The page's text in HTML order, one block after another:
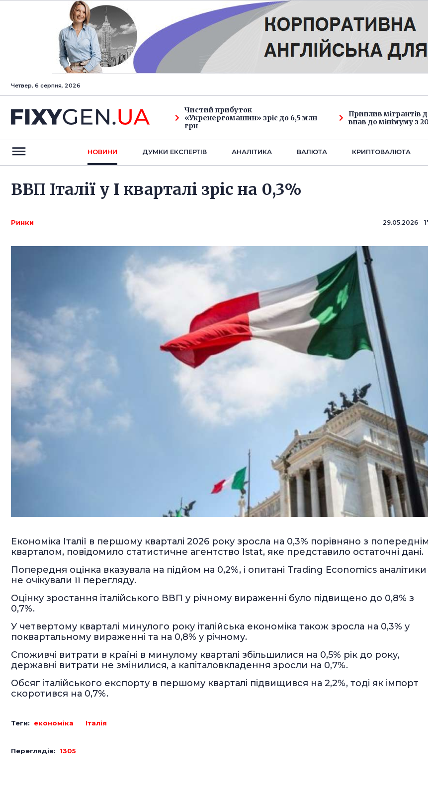
Четвер, 6 серпня, 2026
Чистий прибуток
«Укренергомашин» зріс до 6,5 млн
грн
Приплив мігрантів
впав до мінімуму з
НОВИНИ ДУМКИ ЕКСПЕРТIВ АНАЛIТИКА ВАЛЮТА КРИПТОВАЛЮТА
ВВП Італії у I кварталі зріс на 0,3%
Ринки 29.05.2026
Економіка Італії в першому кварталі 2026 року зросла на 0,3% порівняно з попереднім
кварталом, повідомило статистичне агентство Istat, яке представило остаточні дані.
Попередня оцінка вказувала на підйом на 0,2%, і опитані Trading Economics аналітики
не очікували її перегляду.
Оцінку зростання італійського ВВП у річному вираженні було підвищено до 0,8% з
0,7%.
У четвертому кварталі минулого року італійська економіка також зросла на 0,3% у
поквартальному вираженні та на 0,8% у річному.
Споживчі витрати в країні в минулому кварталі збільшилися на 0,5% рік до року,
державні витрати не змінилися, а капіталовкладення зросли на 0,7%.
Обсяг італійського експорту в першому кварталі підвищився на 2,2%, тоді як імпорт
скоротився на 0,7%.
Теги: економіка Італія
Переглядів: 1305